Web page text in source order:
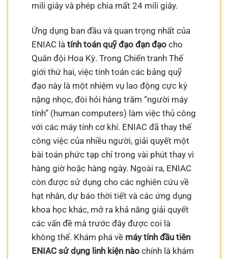
mili giây và phép chia mất 24 mili giây.
Ứng dụng ban đầu và quan trọng nhất của
ENIAC làtính toán quỹ đạo đạn đạo cho
Quân đội Hoa Kỳ. Trong Chiến tranh Thế
giới thứ hai, việc tính toán các bảng quỹ
đạo này là một nhiệm vụ lao động cực kỳ
nặng nhọc, đòi hỏi hàng trăm “người máy
tính” (human computers) làm việc thủ công
với các máy tính cơ khí. ENIAC đã thay thế
công việc của nhiều người, giải quyết một
bài toán phức tạp chỉ trong vài phút thay vì
hàng giờ hoặc hàng ngày. Ngoài ra, ENIAC
còn được sử dụng cho các nghiên cứu về
hạt nhân, dự báo thời tiết và các ứng dụng
khoa học khác, mở ra khả năng giải quyết
các vấn đề mà trước đây được coi là
không thể. Khám phá về máy tính đầu tiên
ENIAC sử dụng linh kiện nào chính là khám